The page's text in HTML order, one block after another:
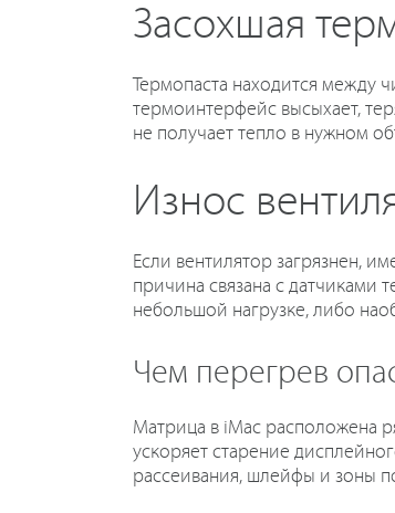
Засохшая
Термопаста находится между
термоинтерфейс высыхает,
не получает тепло в нужном
Износ
Если вентилятор загрязнен,
причина связана с датчиками
небольшой нагрузке, либо
Чем перегрев
Матрица в iMac расположена
ускоряет старение
рассеивания, шлейфы и зоны